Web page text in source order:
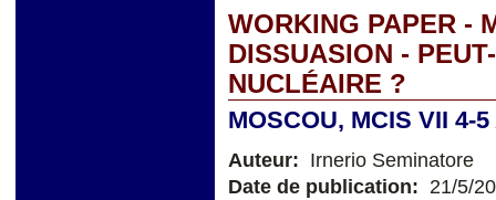
WORKING PAPER -
DISSUASION -
NUCLÉAIRE ?
MOSCOU, MCIS VII 4-
Auteur: Irnerio Seminatore
Date de publication: 21/5/